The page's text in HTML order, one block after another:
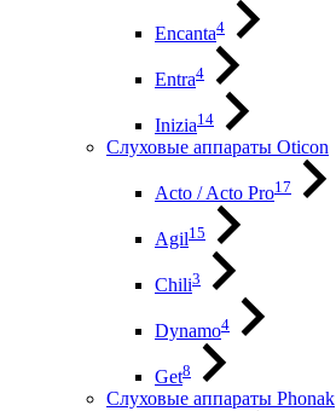
Encanta4
Entra4
Inizia14
Слуховые аппараты Oticon
Acto / Acto Pro17
Agil15
Chili3
Dynamo4
Get8
Слуховые аппараты Phonak